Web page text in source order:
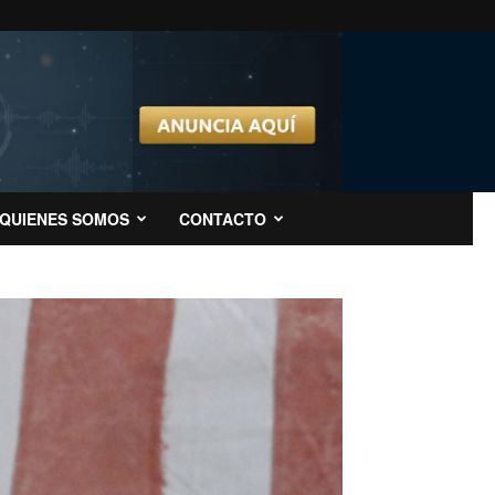
QUIENES SOMOS CONTACTO